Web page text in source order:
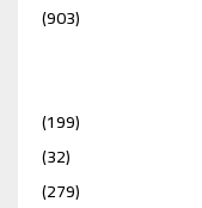
(903)
(199)
(32)
(279)